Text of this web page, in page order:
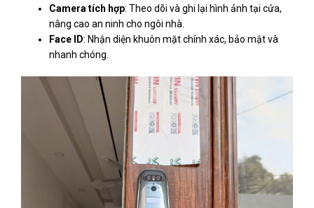
Camera tích hợp: Theo dõi và ghi lại hình ảnh tại cửa,
nâng cao an ninh cho ngôi nhà.
Face ID: Nhận diện khuôn mặt chính xác, bảo mật và
nhanh chóng.